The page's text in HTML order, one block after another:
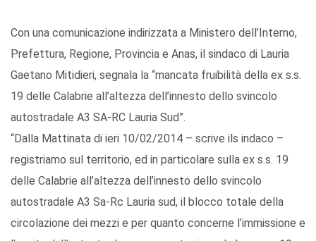
Con una comunicazione indirizzata a Ministero dell’Interno,
Prefettura, Regione, Provincia e Anas, il sindaco di Lauria
Gaetano Mitidieri, segnala la “mancata fruibilità della ex s.s.
19 delle Calabrie all’altezza dell’innesto dello svincolo
autostradale A3 SA-RC Lauria Sud”.
“Dalla Mattinata di ieri 10/02/2014 – scrive ils indaco –
registriamo sul territorio, ed in particolare sulla ex s.s. 19
delle Calabrie all’altezza dell’innesto dello svincolo
autostradale A3 Sa-Rc Lauria sud, il blocco totale della
circolazione dei mezzi e per quanto concerne l’immissione e